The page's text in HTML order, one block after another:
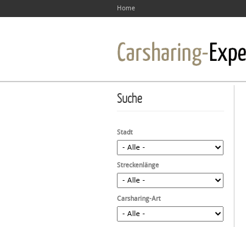
Home
Suche
Stadt
Streckenlänge
Carsharing-Art